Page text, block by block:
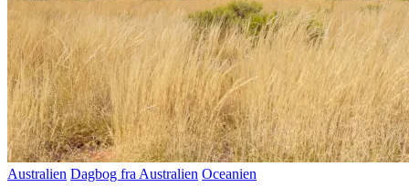
Australien Dagbog fra Australien Oceanien